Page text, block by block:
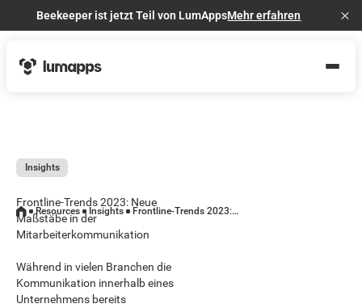
Beekeeper ist jetzt Teil von LumAppsMehr erfahren
Insights
Frontline-Trends 2023: Neue
Maßstäbe in der
Mitarbeiterkommunikation
Während in vielen Branchen die
Kommunikation innerhalb eines
Unternehmens bereits
Resources Insights Frontline-Trends 2023: Neue Maßstäbe in der Mitarbeiterkommunikation